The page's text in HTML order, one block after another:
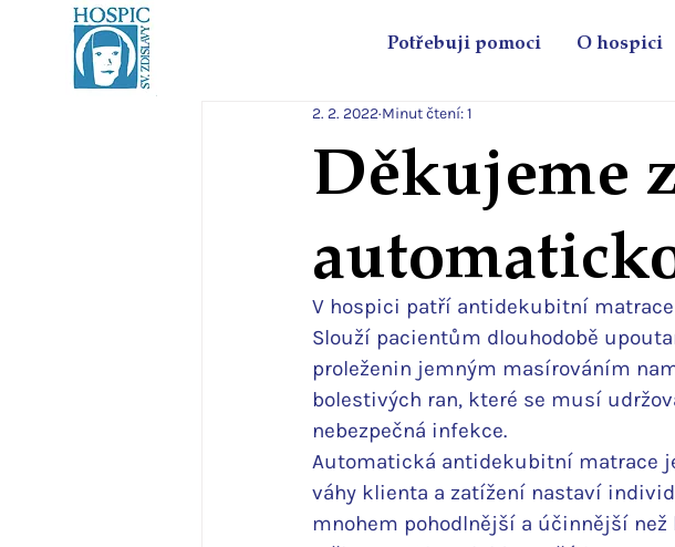
Potřebuji pomoci O hospici
Děkujeme
2. 2. 2022 Minut čtení: 1
V hospici patří antidekubitní
Slouží pacientům dlouhodobě
proleženin jemným masírováním
bolestivých ran, které se musí
nebezpečná infekce.
Automatická antidekubitní matrace
váhy klienta a zatížení nastaví
mnohem pohodlnější a účinnější